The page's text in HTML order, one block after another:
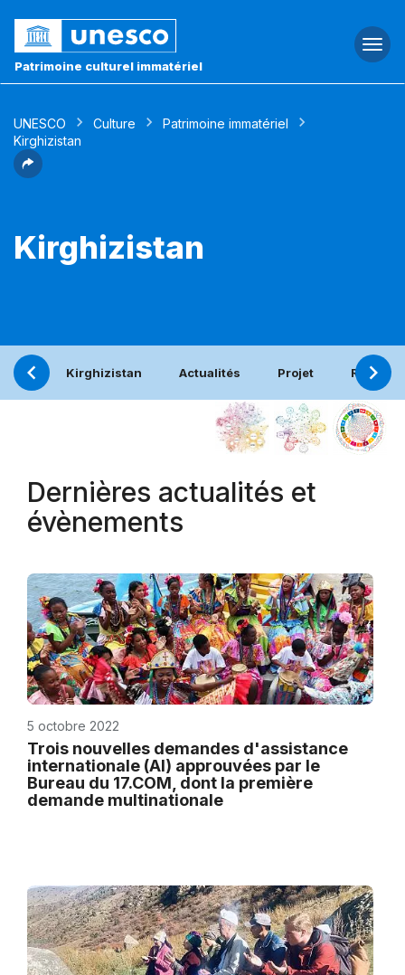
Patrimoine culturel immatériel
UNESCO Culture
Patrimoine immatériel
Kirghizistan
Kirghizistan
Kirghizistan Actualités Projet Rapport
Dernières actualités et
évènements
5 octobre 2022
Trois nouvelles demandes d'assistance
internationale (AI) approuvées par le
Bureau du 17.COM, dont la première
demande multinationale